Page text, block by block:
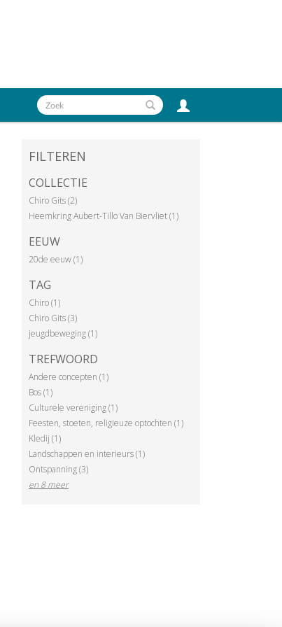
FILTEREN
COLLECTIE
Chiro Gits (2)
Heemkring Aubert-Tillo Van Biervliet (1)
EEUW
20de eeuw (1)
TAG
Chiro (1)
Chiro Gits (3)
jeugdbeweging (1)
TREFWOORD
Andere concepten (1)
Bos (1)
Culturele vereniging (1)
Feesten, stoeten, religieuze optochten (1)
Kledij (1)
Landschappen en interieurs (1)
Ontspanning (3)
en 8 meer